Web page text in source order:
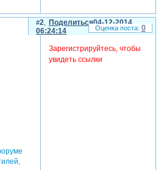
Поделиться
2
04-12-2014
06:24:14
Зарегистрируйтесь, чтобы
увидеть ссылки
0